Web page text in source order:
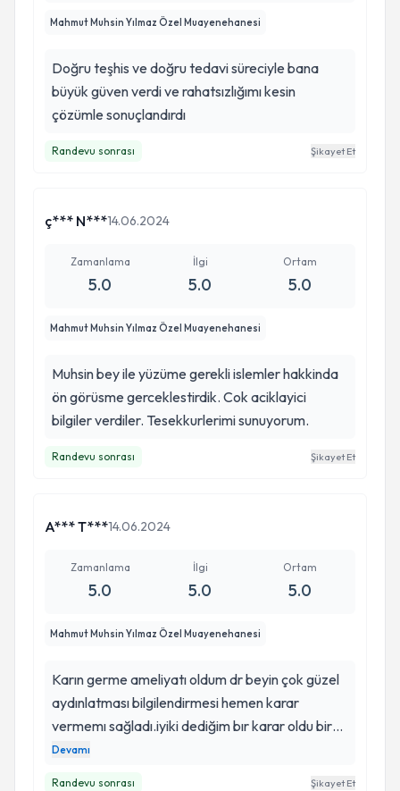
Mahmut Muhsin Yılmaz Özel Muayenehanesi
Doğru teşhis ve doğru tedavi süreciyle bana
büyük güven verdi ve rahatsızlığımı kesin
çözümle sonuçlandırdı
Randevu sonrası Şikayet Et
ç*** N***14.06.2024
Zamanlama
5.0
İlgi
5.0
Ortam
5.0
Mahmut Muhsin Yılmaz Özel Muayenehanesi
Muhsin bey ile yüzüme gerekli islemler hakkinda
ön görüsme gerceklestirdik. Cok aciklayici
bilgiler verdiler. Tesekkurlerimi sunuyorum.
Randevu sonrası Şikayet Et
A*** T***14.06.2024
Zamanlama
5.0
İlgi
5.0
Ortam
5.0
Mahmut Muhsin Yılmaz Özel Muayenehanesi
Karın germe ameliyatı oldum dr beyin çok güzel
aydınlatması bilgilendirmesi hemen karar
vermemı sağladı.iyiki dediğim bır karar oldu bir
hafta içinde toparlandım sonuç cok güzel oldu
Devamı
Randevu sonrası Şikayet Et